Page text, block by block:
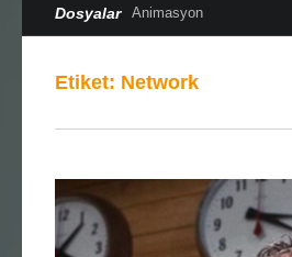
Dosyalar Animasyon
Etiket: Network